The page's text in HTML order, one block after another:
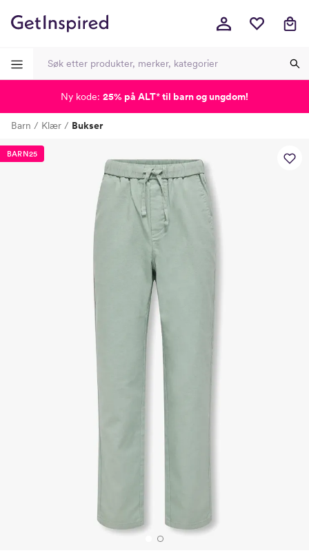
Barn Klær Bukser
BARN25
Ny kode: 25% på ALT*til barn og ungdom!
-
-
-
-